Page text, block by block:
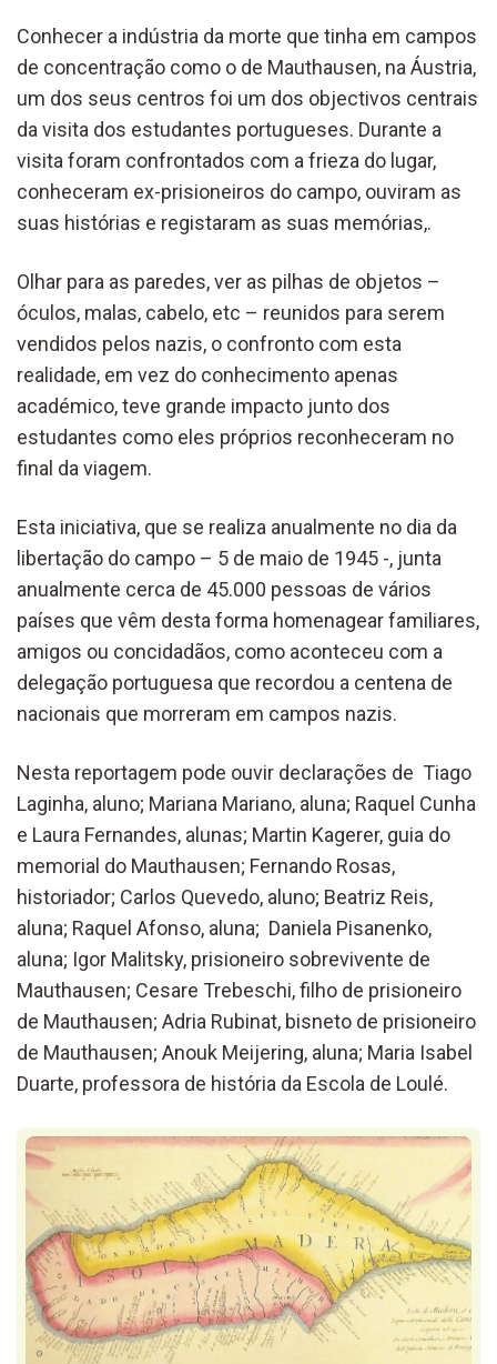
Conhecer a indústria da morte que tinha em campos
de concentração como o de Mauthausen, na Áustria,
um dos seus centros foi um dos objectivos centrais
da visita dos estudantes portugueses. Durante a
visita foram confrontados com a frieza do lugar,
conheceram ex-prisioneiros do campo, ouviram as
suas histórias e registaram as suas memórias,.
Olhar para as paredes, ver as pilhas de objetos –
óculos, malas, cabelo, etc – reunidos para serem
vendidos pelos nazis, o confronto com esta
realidade, em vez do conhecimento apenas
académico, teve grande impacto junto dos
estudantes como eles próprios reconheceram no
final da viagem.
Esta iniciativa, que se realiza anualmente no dia da
libertação do campo – 5 de maio de 1945 -, junta
anualmente cerca de 45.000 pessoas de vários
países que vêm desta forma homenagear familiares,
amigos ou concidadãos, como aconteceu com a
delegação portuguesa que recordou a centena de
nacionais que morreram em campos nazis.
Nesta reportagem pode ouvir declarações de Tiago
Laginha, aluno; Mariana Mariano, aluna; Raquel Cunha
e Laura Fernandes, alunas; Martin Kagerer, guia do
memorial do Mauthausen; Fernando Rosas,
historiador; Carlos Quevedo, aluno; Beatriz Reis,
aluna; Raquel Afonso, aluna; Daniela Pisanenko,
aluna; Igor Malitsky, prisioneiro sobrevivente de
Mauthausen; Cesare Trebeschi, filho de prisioneiro
de Mauthausen; Adria Rubinat, bisneto de prisioneiro
de Mauthausen; Anouk Meijering, aluna; Maria Isabel
Duarte, professora de história da Escola de Loulé.